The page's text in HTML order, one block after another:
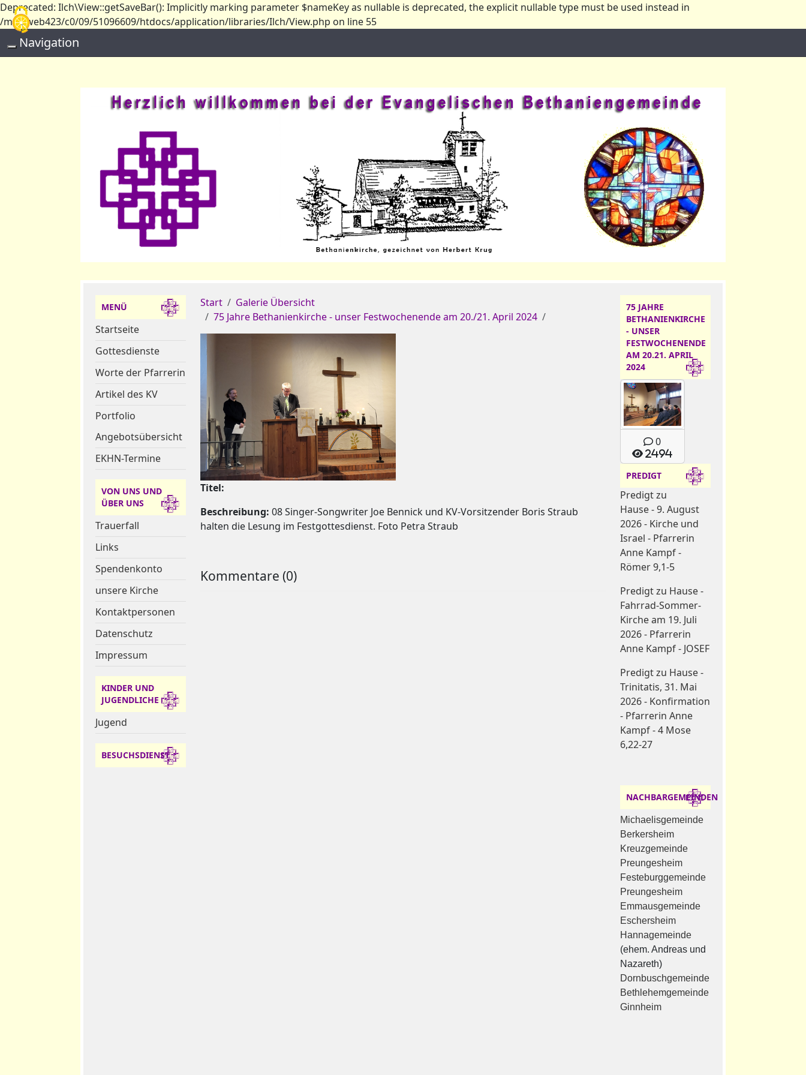
Deprecated: Ilch\View::getSaveBar(): Implicitly marking parameter $nameKey as nullable is deprecated, the explicit nullable type must be used instead in
/mnt/web423/c0/09/51096609/htdocs/application/libraries/Ilch/View.php on line 55
Toggle navigation
Navigation
MENÜ
Startseite
Gottesdienste
Worte der Pfarrerin
Artikel des KV
Portfolio
Angebotsübersicht
EKHN-Termine
VON UNS UND
ÜBER UNS
Trauerfall
Links
Spendenkonto
unsere Kirche
Kontaktpersonen
Datenschutz
Impressum
KINDER UND
JUGENDLICHE
Jugend
BESUCHSDIENST
Start
Galerie Übersicht
75 Jahre Bethanienkirche - unser Festwochenende am 20./21. April 2024
Titel:
Beschreibung:08 Singer-Songwriter Joe Bennick und KV-Vorsitzender Boris Straub
halten die Lesung im Festgottesdienst. Foto Petra Straub
Kommentare (0)
75 JAHRE
BETHANIENKIRCHE
- UNSER
FESTWOCHENENDE
AM 20.21. APRIL
2024
0
2494
PREDIGT
Predigt zu
Hause - 9. August
2026 - Kirche und
Israel - Pfarrerin
Anne Kampf -
Römer 9,1-5
Predigt zu Hause -
Fahrrad-Sommer-
Kirche am 19. Juli
2026 - Pfarrerin
Anne Kampf - JOSEF
Predigt zu Hause -
Trinitatis, 31. Mai
2026 - Konfirmation
- Pfarrerin Anne
Kampf - 4 Mose
6,22-27
NACHBARGEMEINDEN
Michaelisgemeinde
Berkersheim
Kreuzgemeinde
Preungesheim
Festeburggemeinde
Preungesheim
Emmausgemeinde
Eschersheim
Hannagemeinde
(ehem. Andreas und
Nazareth)
Dornbuschgemeinde
Bethlehemgemeinde
Ginnheim
Cookie-Einstellungen